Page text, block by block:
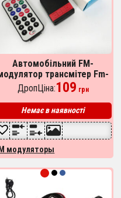
Автомобільний FM-
трансмітер Fm-
04, MP3 Player з пультом
дистанційного керування
ДропЦіна:109 грн
Немає в наявності
модуляторы